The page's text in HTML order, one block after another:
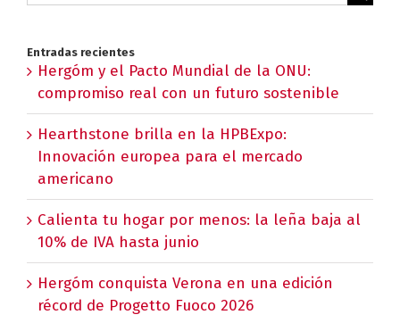
Entradas recientes
Hergóm y el Pacto Mundial de la ONU:
compromiso real con un futuro sostenible
Hearthstone brilla en la HPBExpo:
Innovación europea para el mercado
americano
Calienta tu hogar por menos: la leña baja al
10% de IVA hasta junio
Hergóm conquista Verona en una edición
récord de Progetto Fuoco 2026